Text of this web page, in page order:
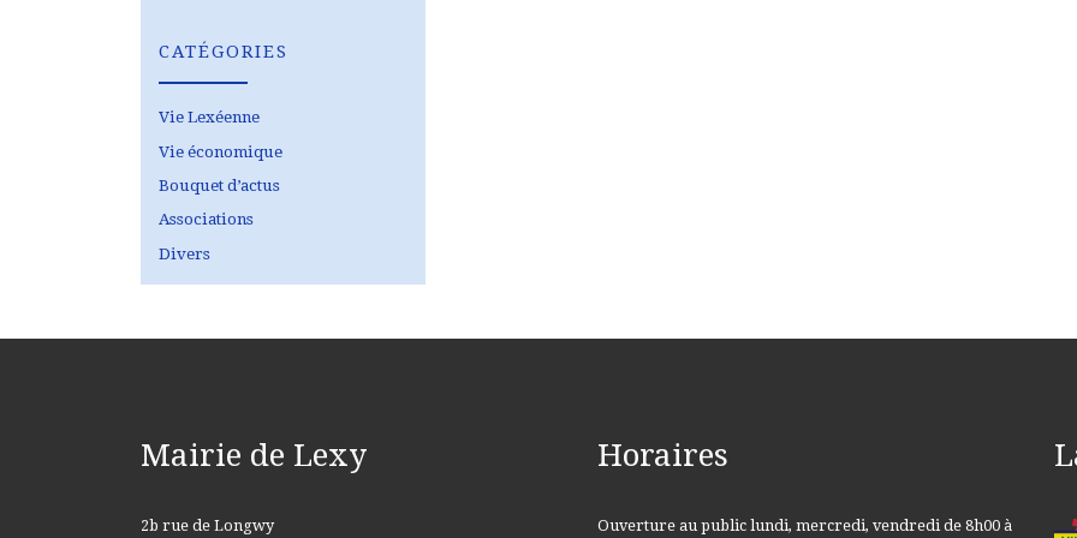
CATÉGORIES
Vie Lexéenne
Vie économique
Bouquet d’actus
Associations
Divers
Mairie de Lexy
2b rue de Longwy
Horaires
Ouverture au public lundi, mercredi, vendredi de 8h00 à